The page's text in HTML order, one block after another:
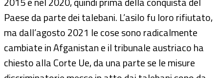
Paese da parte dei talebani. L’asilo fu loro rifiutato,
ma dall’agosto 2021 le cose sono radicalmente
cambiate in Afganistan e il tribunale austriaco ha
chiesto alla Corte Ue, da una parte se le misure